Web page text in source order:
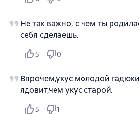
Не так важно, с чем ты
себя сделаешь.
5 0
Впрочем,укус молодой
ядовит,чем укус старой.
5 1